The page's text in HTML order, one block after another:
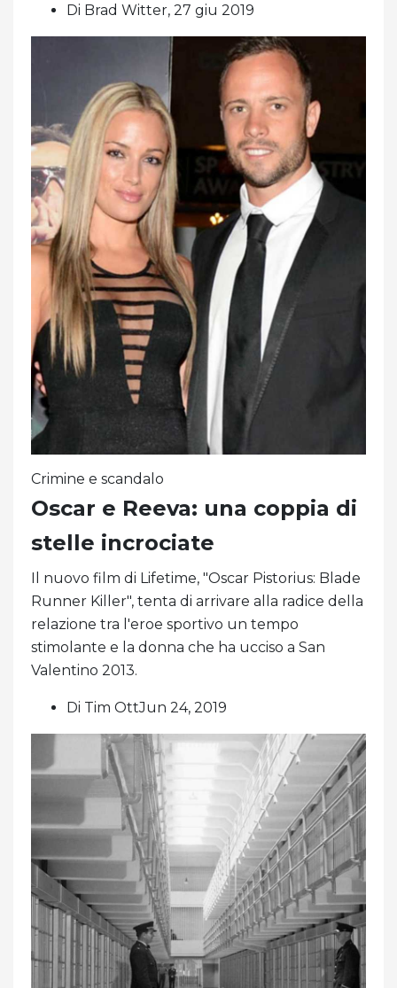
Di Brad Witter, 27 giu 2019
Crimine e scandalo
Oscar e Reeva: una coppia di
stelle incrociate
Il nuovo film di Lifetime, "Oscar Pistorius: Blade
Runner Killer", tenta di arrivare alla radice della
relazione tra l'eroe sportivo un tempo
stimolante e la donna che ha ucciso a San
Valentino 2013.
Di Tim OttJun 24, 2019